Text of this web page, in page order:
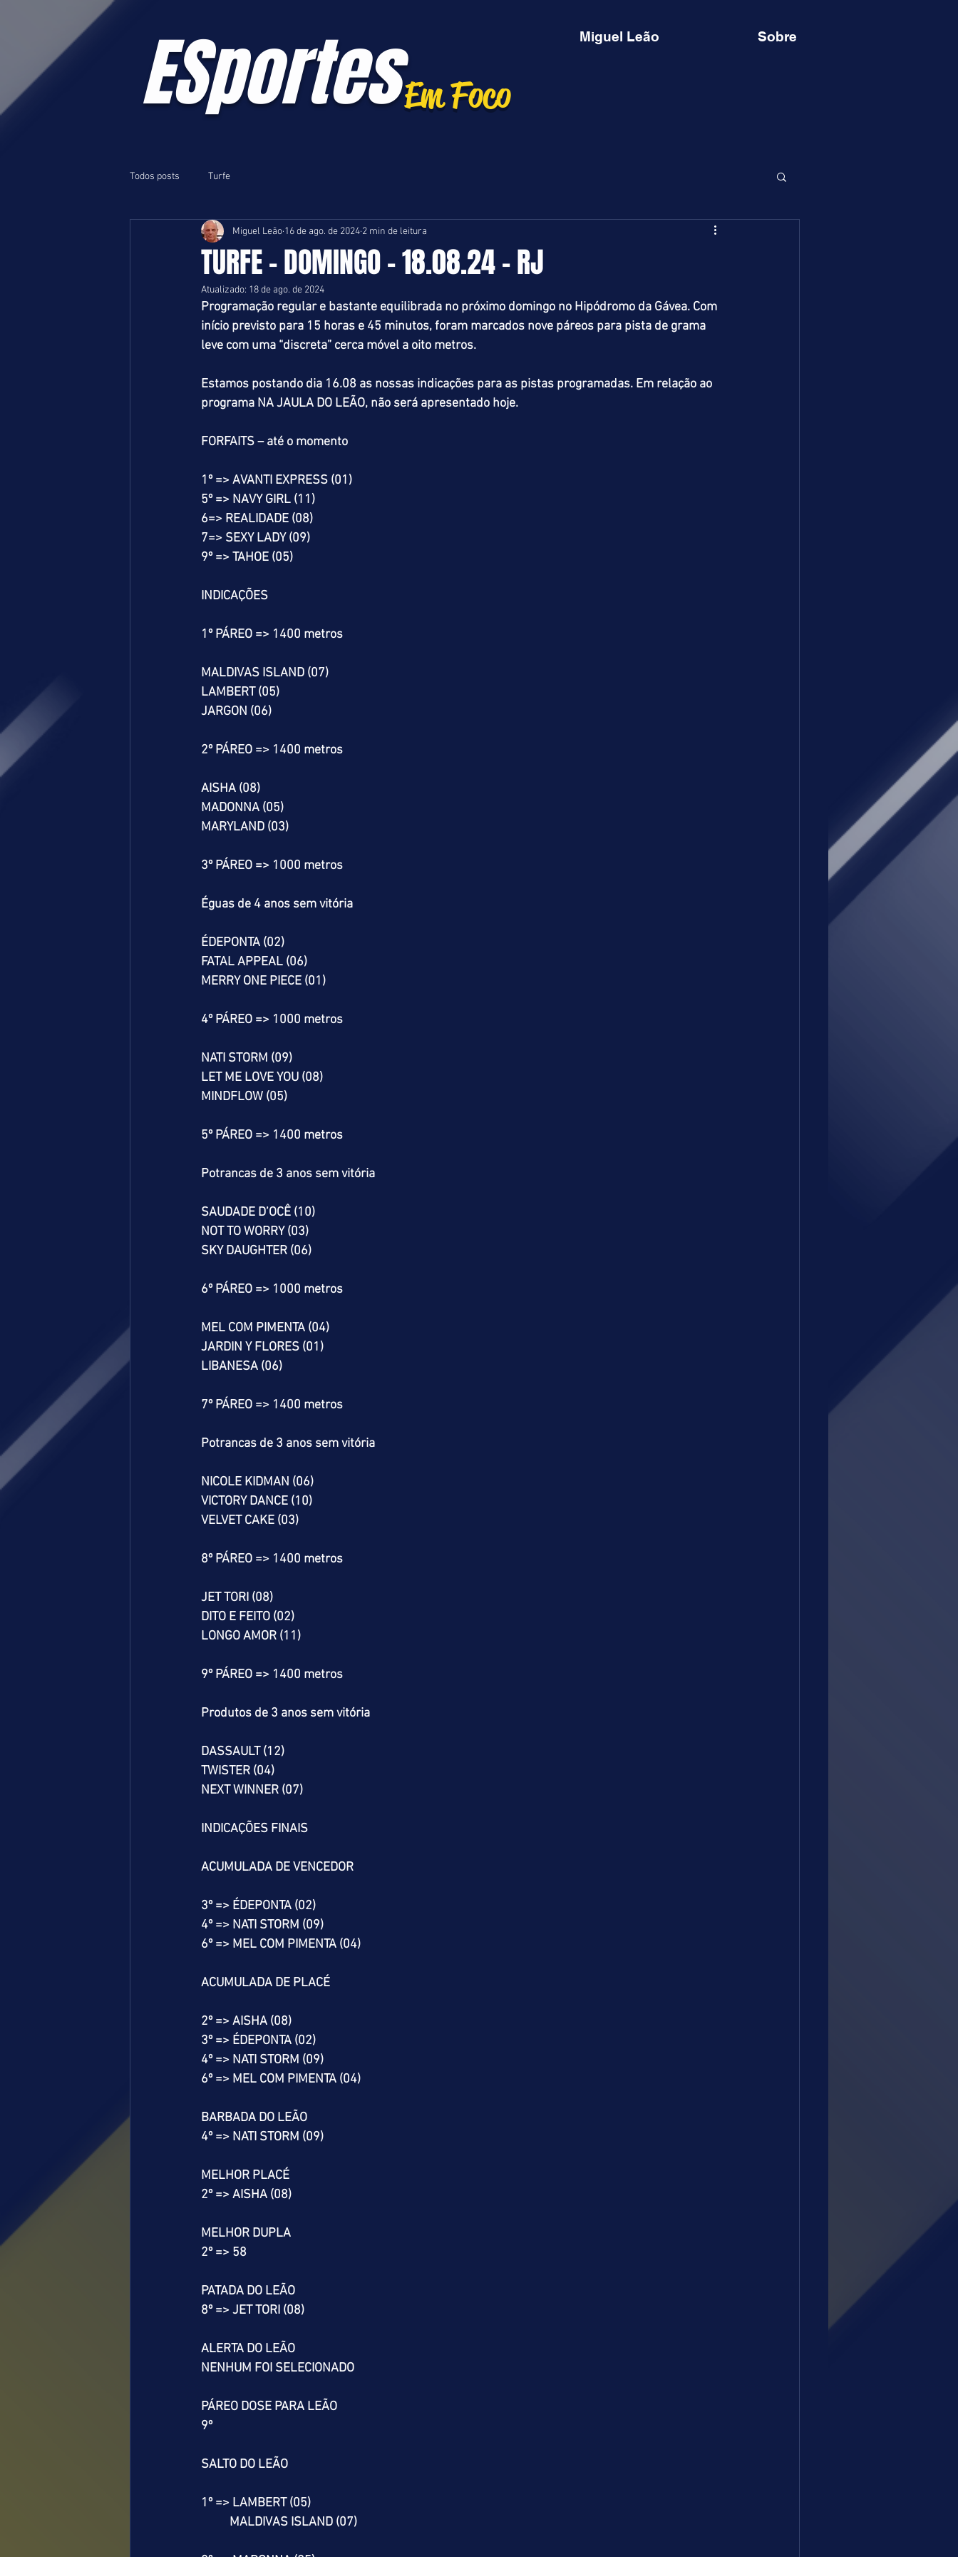
ESportesEm Foco
Miguel Leão Sobre
Todos posts Turfe
TURFE - DOMINGO - 18.08.24 - RJ
Miguel Leão 16 de ago. de 2024 2 min de leitura
Atualizado: 18 de ago. de 2024
Programação regular e bastante equilibrada no próximo domingo no Hipódromo da Gávea. Com
início previsto para 15 horas e 45 minutos, foram marcados nove páreos para pista de grama
leve com uma “discreta” cerca móvel a oito metros.
Estamos postando dia 16.08 as nossas indicações para as pistas programadas. Em relação ao
programa NA JAULA DO LEÃO, não será apresentado hoje.
FORFAITS – até o momento
1º => AVANTI EXPRESS (01)
5º => NAVY GIRL (11)
6=> REALIDADE (08)
7=> SEXY LADY (09)
9º => TAHOE (05)
INDICAÇÕES
1º PÁREO => 1400 metros
MALDIVAS ISLAND (07)
LAMBERT (05)
JARGON (06)
2º PÁREO => 1400 metros
AISHA (08)
MADONNA (05)
MARYLAND (03)
3º PÁREO => 1000 metros
Éguas de 4 anos sem vitória
ÉDEPONTA (02)
FATAL APPEAL (06)
MERRY ONE PIECE (01)
4º PÁREO => 1000 metros
NATI STORM (09)
LET ME LOVE YOU (08)
MINDFLOW (05)
5º PÁREO => 1400 metros
Potrancas de 3 anos sem vitória
SAUDADE D’OCÊ (10)
NOT TO WORRY (03)
SKY DAUGHTER (06)
6º PÁREO => 1000 metros
MEL COM PIMENTA (04)
JARDIN Y FLORES (01)
LIBANESA (06)
7º PÁREO => 1400 metros
Potrancas de 3 anos sem vitória
NICOLE KIDMAN (06)
VICTORY DANCE (10)
VELVET CAKE (03)
8º PÁREO => 1400 metros
JET TORI (08)
DITO E FEITO (02)
LONGO AMOR (11)
9º PÁREO => 1400 metros
Produtos de 3 anos sem vitória
DASSAULT (12)
TWISTER (04)
NEXT WINNER (07)
INDICAÇÕES FINAIS
ACUMULADA DE VENCEDOR
3º => ÉDEPONTA (02)
4º => NATI STORM (09)
6º => MEL COM PIMENTA (04)
ACUMULADA DE PLACÉ
2º => AISHA (08)
3º => ÉDEPONTA (02)
4º => NATI STORM (09)
6º => MEL COM PIMENTA (04)
BARBADA DO LEÃO
4º => NATI STORM (09)
MELHOR PLACÉ
2º => AISHA (08)
MELHOR DUPLA
2º => 58
PATADA DO LEÃO
8º => JET TORI (08)
ALERTA DO LEÃO
NENHUM FOI SELECIONADO
PÁREO DOSE PARA LEÃO
9º
SALTO DO LEÃO
1º => LAMBERT (05)
MALDIVAS ISLAND (07)